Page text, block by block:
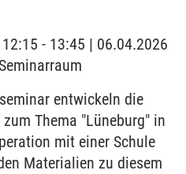
- 13:45 | 06.04.2026
entwickeln die
Thema "Lüneburg" in
mit einer Schule
Materialien zu diesem